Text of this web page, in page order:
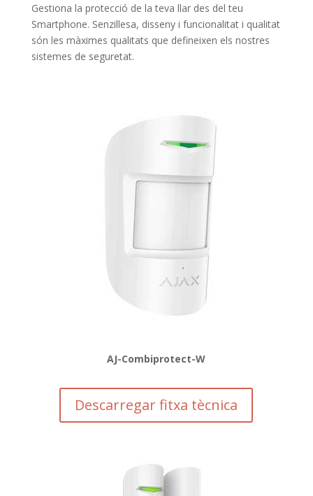
Gestiona la protecció de la teva llar des del teu
Smartphone. Senzillesa, disseny i funcionalitat i qualitat
són les màximes qualitats que defineixen els nostres
sistemes de seguretat.
AJ-Combiprotect-W
Descarregar fitxa tècnica